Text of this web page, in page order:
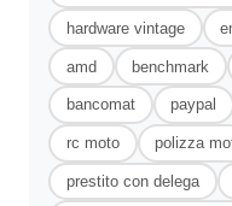
hardware vintage
amd benchmark
bancomat paypal
rc moto polizza
prestito con delega